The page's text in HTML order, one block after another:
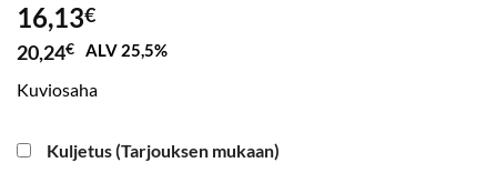
16,13€
20,24€ ALV 25,5%
Kuviosaha
Kuljetus (Tarjouksen mukaan)